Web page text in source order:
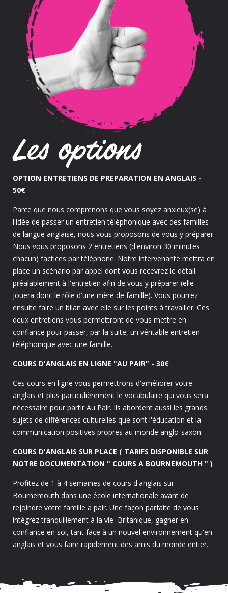
Les options
OPTION ENTRETIENS DE PREPARATION EN ANGLAIS -
50€
Parce que nous comprenons que vous soyez anxieux(se) à
l'idée de passer un entretien téléphonique avec des familles
de langue anglaise, nous vous proposons de vous y préparer.
Nous vous proposons 2 entretiens (d'environ 30 minutes
chacun) factices par téléphone. Notre intervenante mettra en
place un scénario par appel dont vous recevrez le détail
préalablement à l'entretien afin de vous y préparer (elle
jouera donc le rôle d'une mère de famille). Vous pourrez
ensuite faire un bilan avec elle sur les points à travailler. Ces
deux entretiens vous permettront de vous mettre en
confiance pour passer, par la suite, un véritable entretien
téléphonique avec une famille.
COURS D'ANGLAIS EN LIGNE "AU PAIR" - 30€
Ces cours en ligne vous permettrons d'améliorer votre
anglais et plus particulièrement le vocabulaire qui vous sera
nécessaire pour partir Au Pair. Ils abordent aussi les grands
sujets de différences culturelles que sont l'éducation et la
communication positives propres au monde anglo-saxon.
COURS D'ANGLAIS SUR PLACE ( TARIFS DISPONIBLE SUR
NOTRE DOCUMENTATION " COURS A BOURNEMOUTH " )
Profitez de 1 à 4 semaines de cours d'anglais sur
Bournemouth dans une école internationale avant de
rejoindre votre famille a pair. Une façon parfaite de vous
intégrez tranquillement à la vie Britanique, gagner en
confiance en soi, tant face à un nouvel environnement qu'en
anglais et vous faire rapidement des amis du monde entier.